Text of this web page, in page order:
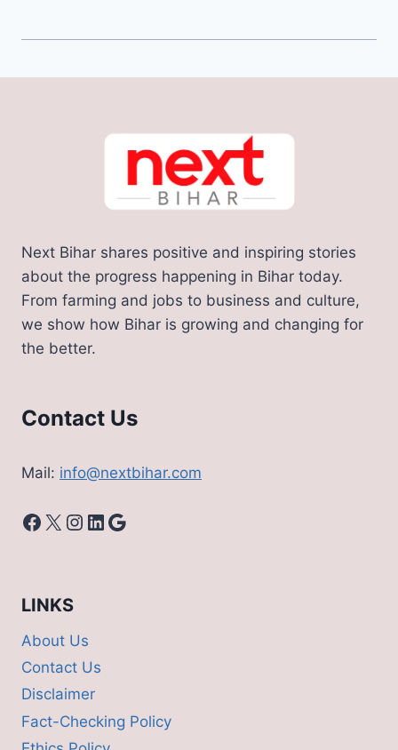
Next Bihar shares positive and inspiring stories
about the progress happening in Bihar today.
From farming and jobs to business and culture,
we show how Bihar is growing and changing for
the better.
Contact Us
Mail: info@nextbihar.com
Facebook
X Instagram
LinkedIn
Google
LINKS
About Us
Contact Us
Disclaimer
Fact-Checking Policy